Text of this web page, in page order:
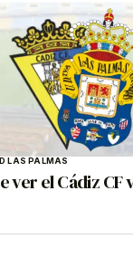
LAS PALMAS
el Cádiz CF